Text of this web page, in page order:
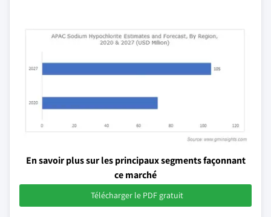
En savoir plus sur les principaux segments façonnant
ce marché
Télécharger le PDF gratuit